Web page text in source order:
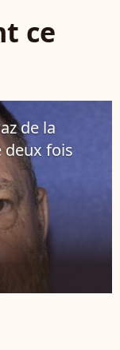
ce
de la
deux fois